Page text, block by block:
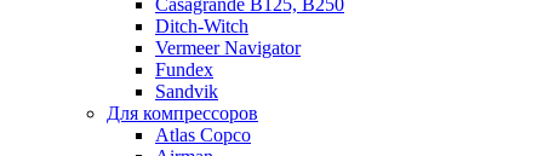
Ditch-Witch
Vermeer Navigator
Fundex
Sandvik
Для компрессоров
Atlas Copco